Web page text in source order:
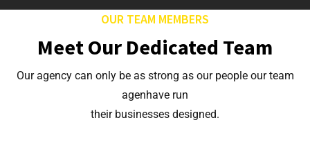
OUR TEAM MEMBERS
Meet Our Dedicated Team
Our agency can only be as strong as our people our team
agenhave run
their businesses designed.